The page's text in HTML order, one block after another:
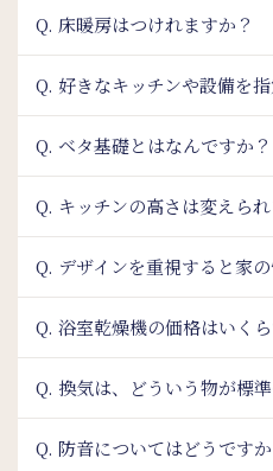
Q. 床暖房はつけれますか？
Q. 好きなキッチンや設備を
Q. ベタ基礎とはなんですか？
Q. キッチンの高さは変えら
Q. デザインを重視すると家
Q. 浴室乾燥機の価格はいく
Q. 換気は、どういう物が標
Q. 防音についてはどうですか